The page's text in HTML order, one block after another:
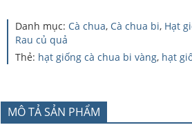
Danh mục: Cà chua, Cà chua bi, Hạt
Rau củ quả
Thẻ: hạt giống cà chua bi vàng, hạt
MÔ TẢ SẢN PHẨM